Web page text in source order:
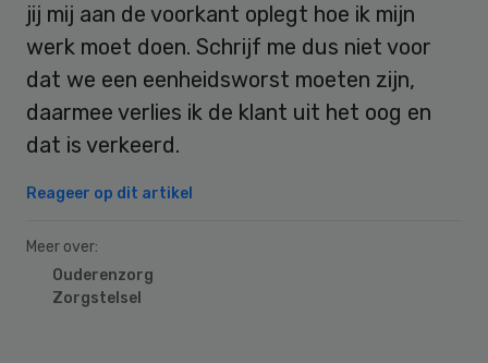
jij mij aan de voorkant oplegt hoe ik mijn
werk moet doen. Schrijf me dus niet voor
dat we een eenheidsworst moeten zijn,
daarmee verlies ik de klant uit het oog en
dat is verkeerd.
Reageer op dit artikel
Meer over:
Ouderenzorg
Zorgstelsel